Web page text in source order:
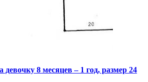
8 месяцев – 1 год, размер 24